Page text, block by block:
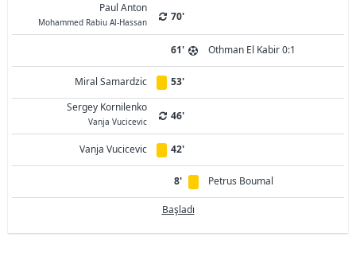
Paul Anton
Mohammed Rabiu Al-Hassan 70'
61' Othman El Kabir 0:1
Miral Samardzic
53'
Sergey Kornilenko
Vanja Vucicevic 46'
Vanja Vucicevic 42'
8' Petrus Boumal
Başladı